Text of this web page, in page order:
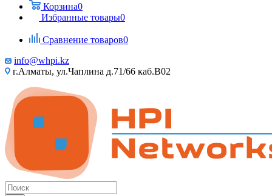
Корзина0
Избранные товары0
Сравнение товаров0
info@whpi.kz
г.Алматы, ул.Чаплина д.71/66 каб.B02